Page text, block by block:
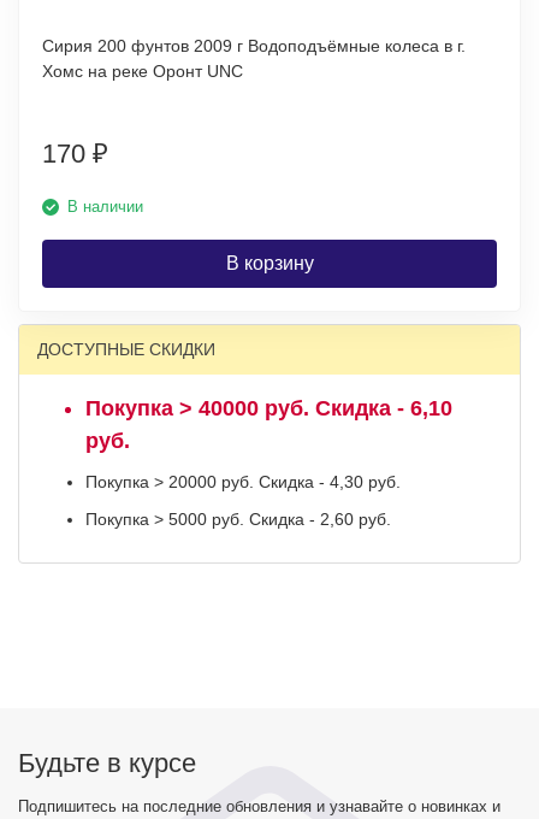
Сирия 200 фунтов 2009 г Водоподъёмные колеса в г.
Хомс на реке Оронт UNC
170 ₽
В наличии
В корзину
ДОСТУПНЫЕ СКИДКИ
Покупка > 40000 руб. Скидка - 6,10
руб.
Покупка > 20000 руб. Скидка - 4,30 руб.
Покупка > 5000 руб. Скидка - 2,60 руб.
Будьте в курсе
Подпишитесь на последние обновления и узнавайте о новинках и